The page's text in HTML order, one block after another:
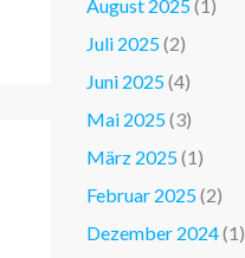
August 2025(1)
Juli 2025(2)
Juni 2025(4)
Mai 2025(3)
März 2025(1)
Februar 2025(2)
Dezember 2024(1)